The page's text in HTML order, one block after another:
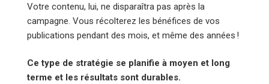
Votre contenu, lui, ne disparaîtra pas après la
campagne. Vous récolterez les bénéfices de vos
publications pendant des mois, et même des années !
Ce type de stratégie se planifie à moyen et long
terme et les résultats sont durables.